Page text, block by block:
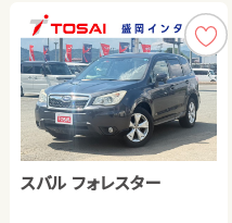
スバル フォレスター
スズキ ワゴンＲ スティン
日産 セレナ